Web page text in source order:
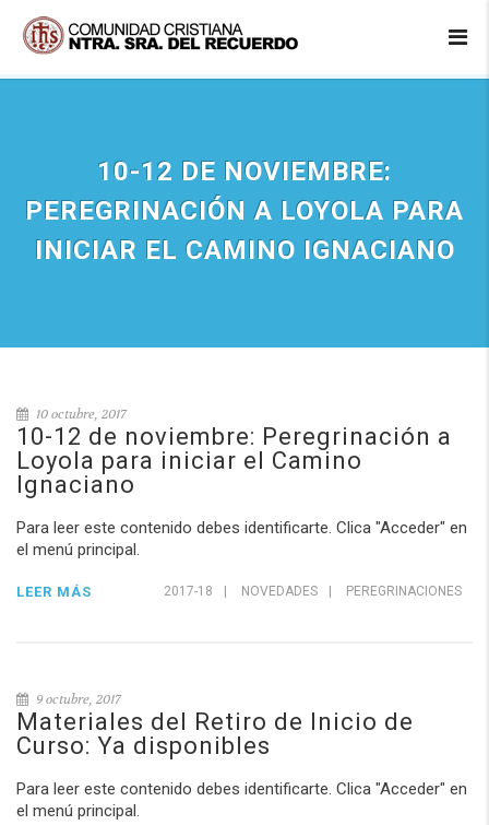
10-12 DE NOVIEMBRE:
PEREGRINACIÓN A LOYOLA PARA
INICIAR EL CAMINO IGNACIANO
10 octubre, 2017
10-12 de noviembre: Peregrinación a
Loyola para iniciar el Camino
Ignaciano
Para leer este contenido debes identificarte. Clica "Acceder" en
el menú principal.
2017-18 NOVEDADES PEREGRINACIONES
LEER MÁS
9 octubre, 2017
Materiales del Retiro de Inicio de
Curso: Ya disponibles
Para leer este contenido debes identificarte. Clica "Acceder" en
el menú principal.